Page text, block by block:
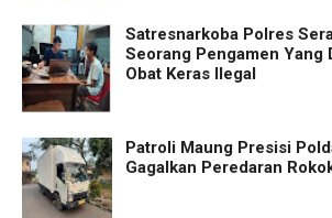
Satresnarkoba Polres
Seorang Pengamen Yang
Obat Keras Ilegal
Patroli Maung Presisi
Gagalkan Peredaran